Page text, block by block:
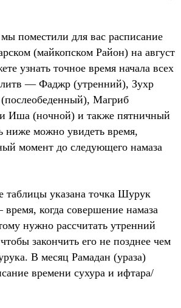
поместили для вас расписание
(майкопском Район) на август
узнать точное время начала всех
— Фаджр (утренний), Зухр
Магриб
Иша (ночной) и также пятничный
ниже можно увидеть время,
момент до следующего намаза
таблицы указана точка Шурук
когда совершение намаза
нужно рассчитать утренний
закончить его не позднее чем
В месяц Рамадан (ураза)
времени сухура и ифтара/